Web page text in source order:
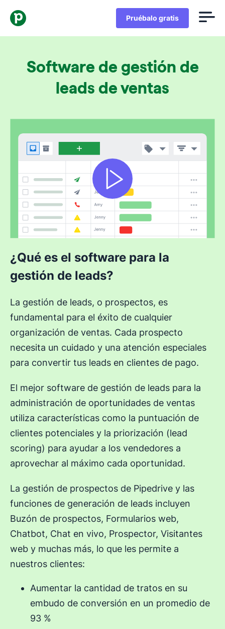
Pruébalo gratis
Software de gestión de
leads de ventas
¿Qué es el software para la
gestión de leads?
La gestión de leads, o prospectos, es
fundamental para el éxito de cualquier
organización de ventas. Cada prospecto
necesita un cuidado y una atención especiales
para convertir tus leads en clientes de pago.
El mejor software de gestión de leads para la
administración de oportunidades de ventas
utiliza características como la puntuación de
clientes potenciales y la priorización (lead
scoring) para ayudar a los vendedores a
aprovechar al máximo cada oportunidad.
La gestión de prospectos de Pipedrive y las
funciones de generación de leads incluyen
Buzón de prospectos, Formularios web,
Chatbot, Chat en vivo, Prospector, Visitantes
web y muchas más, lo que les permite a
nuestros clientes:
Aumentar la cantidad de tratos en su
embudo de conversión en un promedio de
93 %